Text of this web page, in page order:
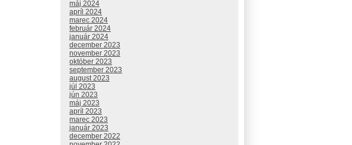
máj 2024
apríl 2024
marec 2024
február 2024
január 2024
december 2023
november 2023
október 2023
september 2023
august 2023
júl 2023
jún 2023
máj 2023
apríl 2023
marec 2023
január 2023
december 2022